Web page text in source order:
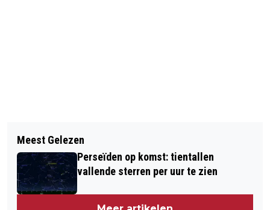
NIEUW VACCIN TEGEN OUDE EN
NIEUWE GRIEPVIRUSSEN IN DE MAAK
LIVE: BRAND EN CHAOS FERGUSON
Meest Gelezen
Perseïden op komst: tientallen
vallende sterren per uur te zien